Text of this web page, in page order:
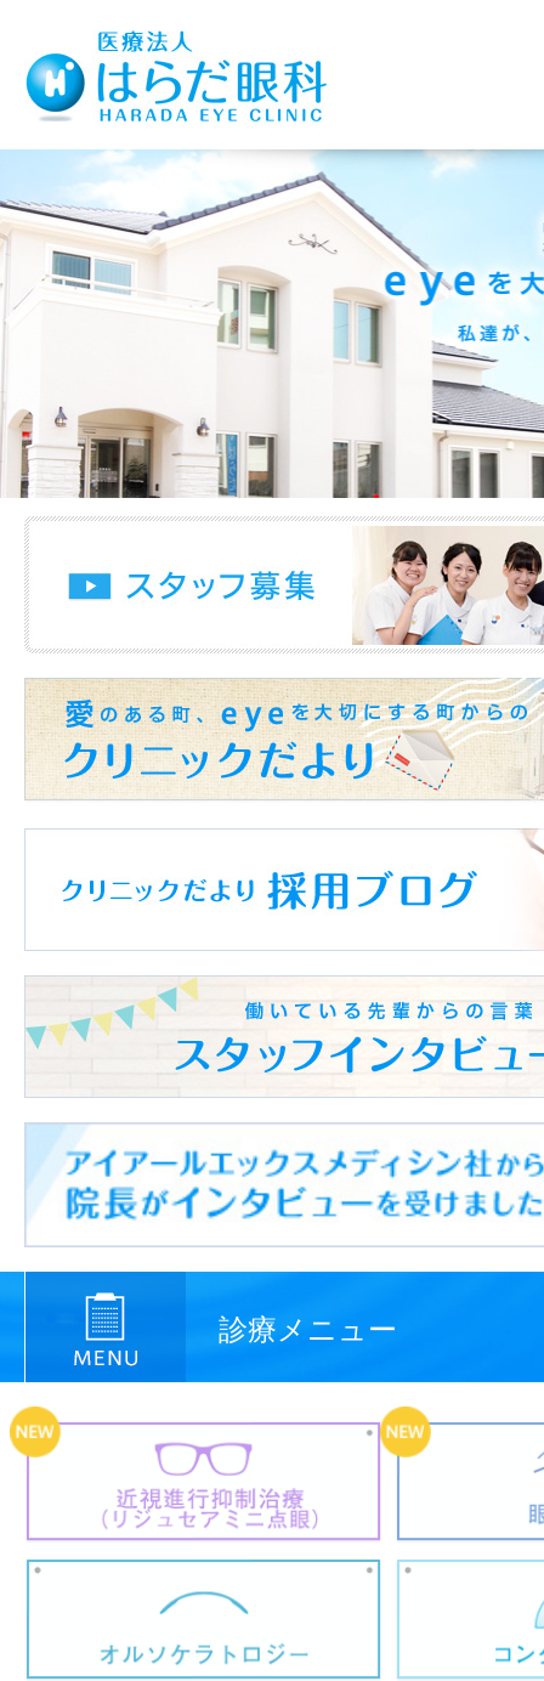
診療メニュー